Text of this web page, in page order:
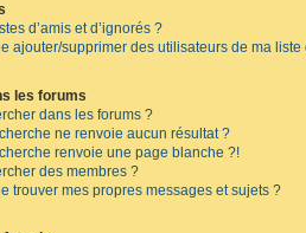
d’amis et d’ignorés ?
ajouter/supprimer des utilisateurs de ma liste
les forums
dans les forums ?
ne renvoie aucun résultat ?
renvoie une page blanche ?!
des membres ?
trouver mes propres messages et sujets ?